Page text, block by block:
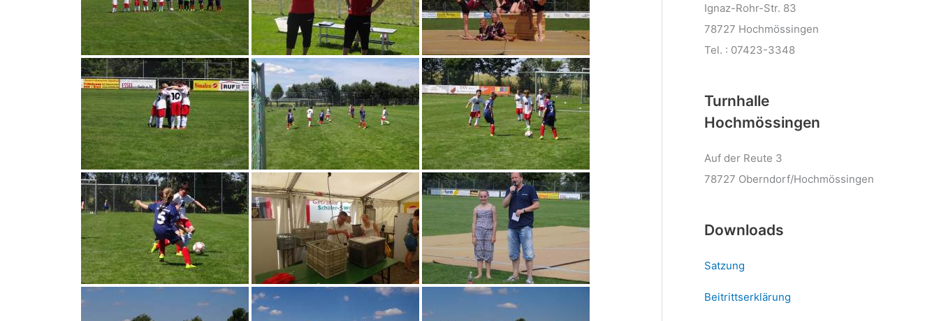
Ignaz-Rohr-Str. 83
78727 Hochmössingen
Tel. : 07423-3348
Turnhalle
Hochmössingen
Auf der Reute 3
78727 Oberndorf/Hochmössingen
Downloads
Satzung
Beitrittserklärung